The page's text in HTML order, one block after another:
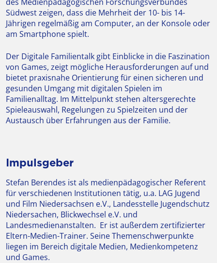
Südwest zeigen, dass die Mehrheit der 10- bis 14-
Jährigen regelmäßig am Computer, an der Konsole oder
am Smartphone spielt.
Der Digitale Familientalk gibt Einblicke in die Faszination
von Games, zeigt mögliche Herausforderungen auf und
bietet praxisnahe Orientierung für einen sicheren und
gesunden Umgang mit digitalen Spielen im
Familienalltag. Im Mittelpunkt stehen altersgerechte
Spieleauswahl, Regelungen zu Spielzeiten und der
Austausch über Erfahrungen aus der Familie.
Impulsgeber
Stefan Berendes ist als medienpädagogischer Referent
für verschiedenen Institutionen tätig, u.a. LAG Jugend
und Film Niedersachsen e.V., Landesstelle Jugendschutz
Niedersachen, Blickwechsel e.V. und
Landesmedienanstalten. Er ist außerdem zertifizierter
Eltern-Medien-Trainer. Seine Themenschwerpunkte
liegen im Bereich digitale Medien, Medienkompetenz
und Games.